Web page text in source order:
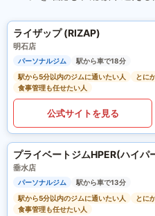
ライザップ (RIZAP)
明石店
パーソナルジム
駅から車で18分
駅から5分以内のジムに通いたい人
とに
食事管理も任せたい人
公式サイトを見る
プライベートジムHPER(ハイパ
垂水店
パーソナルジム
駅から車で13分
駅から5分以内のジムに通いたい人
とに
食事管理も任せたい人